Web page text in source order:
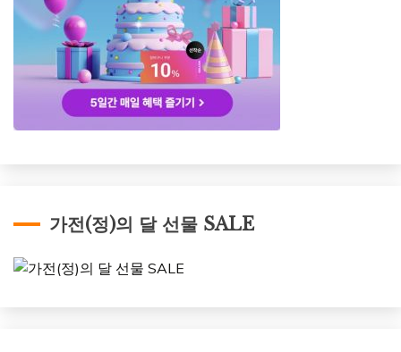
가전(정)의 달 선물 SALE